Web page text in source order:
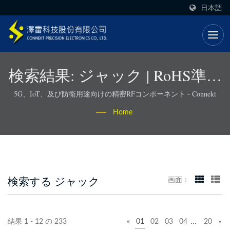
日本語
検索結果: ジャック | RoHS準拠
のRFコネクタとケーブルアセ
ンブリ - Connekt
5G、IoT、及び防衛用途向けの精密RFコンポーネント - Connekt
Home
検索する ジャック 画面：
結果 1 - 12 の 233 « 01 02 03 04 … 20 »